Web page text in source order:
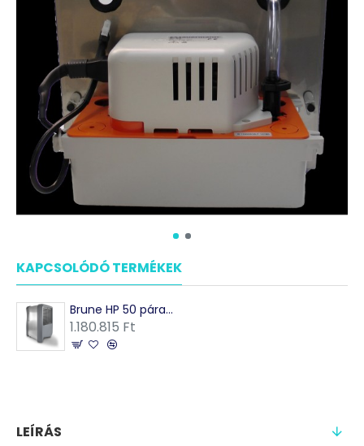
KAPCSOLÓDÓ TERMÉKEK
Brune HP 50 páramentesítő - 50 liter/nap
1.180.815 Ft
LEÍRÁS